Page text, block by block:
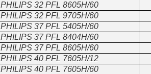
PHILIPS 32 PFL 8605H/60
PHILIPS 32 PFL 9705H/60
PHILIPS 37 PFL 5405H/60
PHILIPS 37 PFL 8404H/60
PHILIPS 37 PFL 8605H/60
PHILIPS 40 PFL 7605H/12
PHILIPS 40 PFL 7605H/60